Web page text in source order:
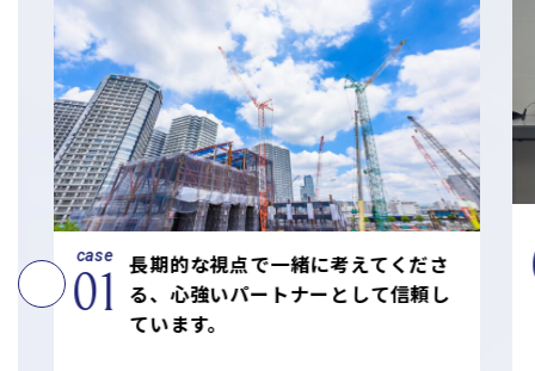
MyKomon
お問い合わせフォーム
拠点一覧
東京中野本部 埼玉川口本部
case
01
長期的な視点で一緒に考えてくださ
る、心強いパートナーとして信頼し
ています。